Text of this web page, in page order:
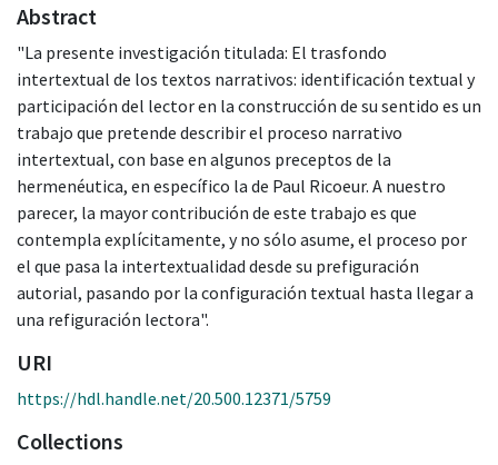
Abstract
"La presente investigación titulada: El trasfondo
intertextual de los textos narrativos: identificación textual y
participación del lector en la construcción de su sentido es un
trabajo que pretende describir el proceso narrativo
intertextual, con base en algunos preceptos de la
hermenéutica, en específico la de Paul Ricoeur. A nuestro
parecer, la mayor contribución de este trabajo es que
contempla explícitamente, y no sólo asume, el proceso por
el que pasa la intertextualidad desde su prefiguración
autorial, pasando por la configuración textual hasta llegar a
una refiguración lectora".
URI
https://hdl.handle.net/20.500.12371/5759
Collections